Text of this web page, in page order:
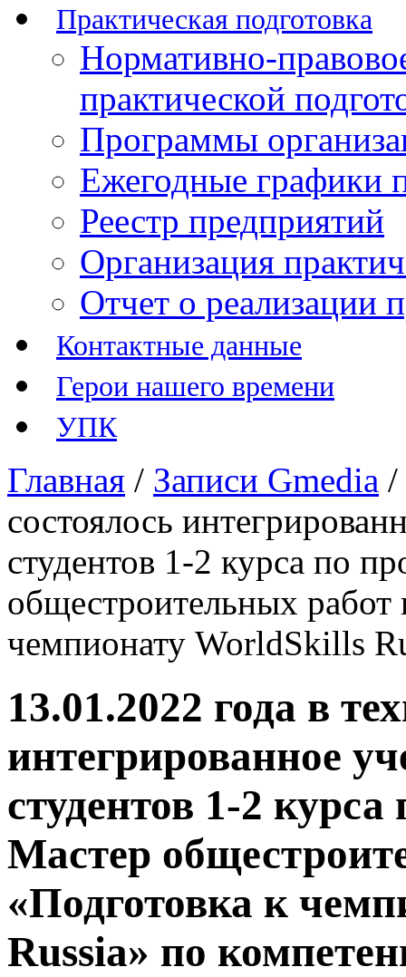
Практическая подготовка
Нормативно-
практической
Программы
Ежегодные графики
Реестр предприятий
Организация
Отчет о реализации
Контактные данные
Герои нашего времени
УПК
Главная / Записи Gmedia /
состоялось
студентов 1-2 курса по
общестроительных работ
чемпионату WorldSkills
13.01.2022 года в
интегрированное
студентов 1-2
Мастер
«Подготовка к
Russia» по